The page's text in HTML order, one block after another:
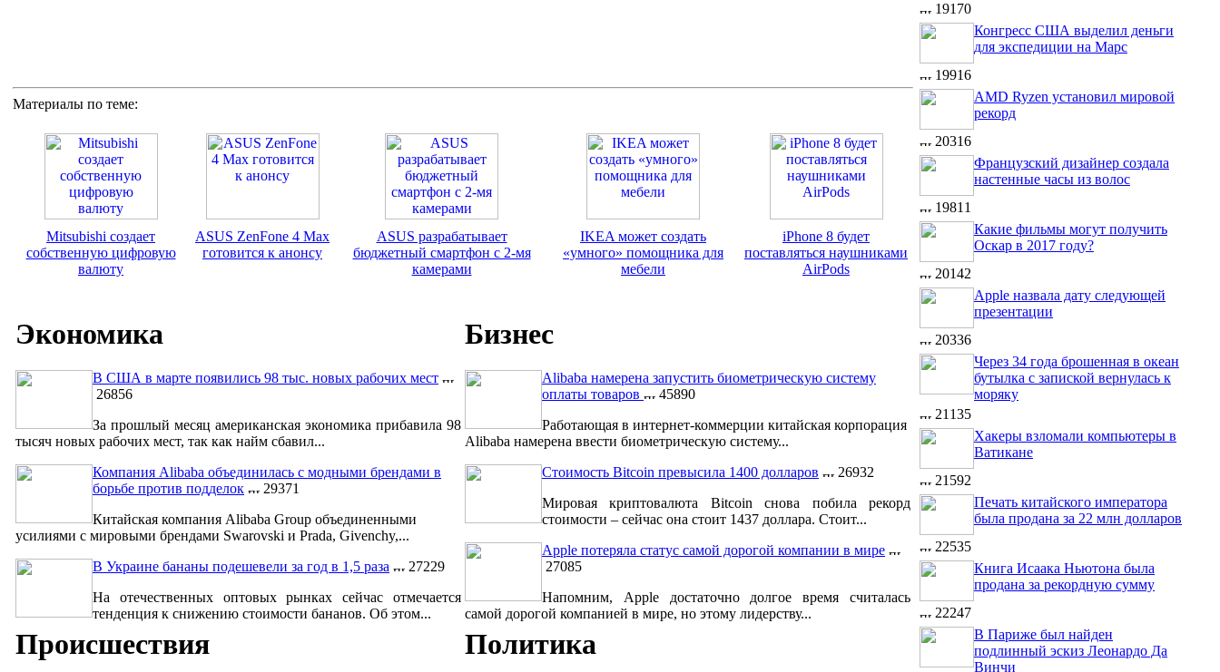
Материалы по теме:
Mitsubishi создает
собственную цифровую
валюту
ASUS ZenFone 4 Max
готовится к анонсу
ASUS разрабатывает
бюджетный смартфон с 2-мя
камерами
IKEA может создать
«умного» помощника для
мебели
iPhone 8 будет
поставляться наушниками
AirPods
Экономика
В США в марте появились 98 тыс. новых рабочих мест
26856
За прошлый месяц американская экономика прибавила 98
тысяч новых рабочих мест, так как найм сбавил...
Компания Alibaba объединилась с модными брендами в
борьбе против подделок
29371
Китайская компания Alibaba Group объединенными
усилиями с мировыми брендами Swarovski и Prada, Givenchy,...
В Украине бананы подешевели за год в 1,5 раза
27229
На отечественных оптовых рынках сейчас отмечается
тенденция к снижению стоимости бананов. Об этом...
Бизнес
Alibaba намерена запустить биометрическую систему
оплаты товаров
45890
Работающая в интернет-коммерции китайская корпорация
Alibaba намерена ввести биометрическую систему...
Стоимость Bitcoin превысила 1400 долларов
26932
Мировая криптовалюта Bitcoin снова побила рекорд
стоимости – сейчас она стоит 1437 доллара. Стоит...
Apple потеряла статус самой дорогой компании в мире
27085
Напомним, Apple достаточно долгое время считалась
самой дорогой компанией в мире, но этому лидерству...
Происшествия Политика
19170
Конгресс США выделил деньги
для экспедиции на Марс
19916
AMD Ryzen установил мировой
рекорд
20316
Французский дизайнер создала
настенные часы из волос
19811
Какие фильмы могут получить
Оскар в 2017 году?
20142
Apple назвала дату следующей
презентации
20336
Через 34 года брошенная в океан
бутылка с запиской вернулась к
моряку
21135
Хакеры взломали компьютеры в
Ватикане
21592
Печать китайского императора
была продана за 22 млн долларов
22535
Книга Исаака Ньютона была
продана за рекордную сумму
22247
В Париже был найден
подлинный эскиз Леонардо Да
Винчи